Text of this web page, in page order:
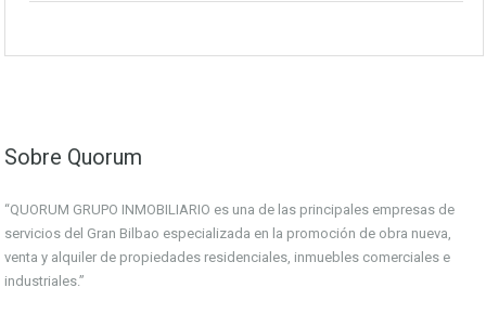
Sobre Quorum
“QUORUM GRUPO INMOBILIARIO es una de las principales empresas de
servicios del Gran Bilbao especializada en la promoción de obra nueva,
venta y alquiler de propiedades residenciales, inmuebles comerciales e
industriales.”